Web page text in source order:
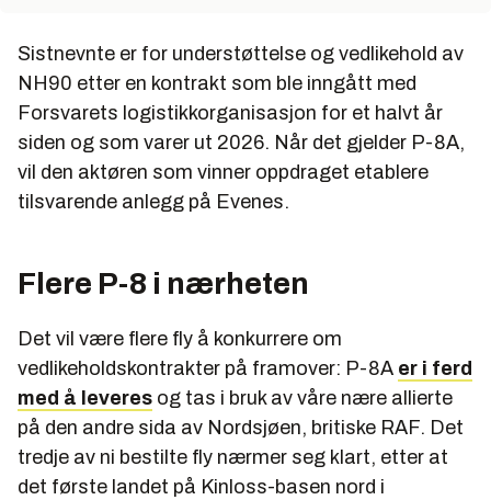
Sistnevnte er for understøttelse og vedlikehold av
NH90 etter en kontrakt som ble inngått med
Forsvarets logistikkorganisasjon for et halvt år
siden og som varer ut 2026. Når det gjelder P-8A,
vil den aktøren som vinner oppdraget etablere
tilsvarende anlegg på Evenes.
Flere P-8 i nærheten
Det vil være flere fly å konkurrere om
vedlikeholdskontrakter på framover: P-8A er i ferd
med å leveres og tas i bruk av våre nære allierte
på den andre sida av Nordsjøen, britiske RAF. Det
tredje av ni bestilte fly nærmer seg klart, etter at
det første landet på Kinloss-basen nord i